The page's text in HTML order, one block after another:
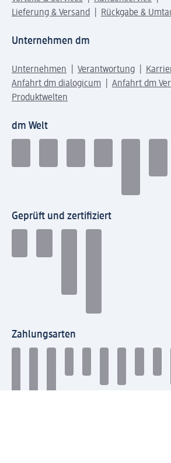
Lieferung & Versand
Rückgabe &
Unternehmen dm
Unternehmen Verantwortung
Anfahrt dm dialogicum
Anfahrt dm
Produktwelten
dm Welt
Geprüft und zertifiziert
Zahlungsarten